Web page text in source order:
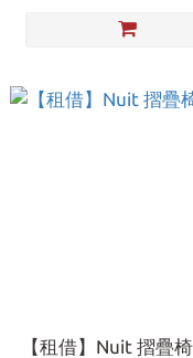
【租借】Nuit 摺疊